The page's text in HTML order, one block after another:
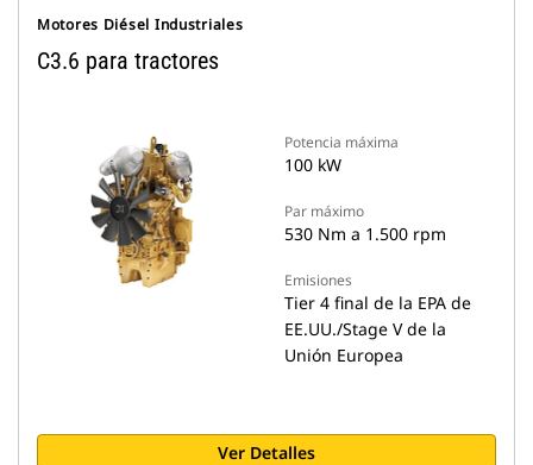
Motores Diésel Industriales
C3.6 para tractores
Potencia máxima
100 kW
Par máximo
530 Nm a 1.500 rpm
Emisiones
Tier 4 final de la EPA de
EE.UU./Stage V de la
Unión Europea
Ver Detalles